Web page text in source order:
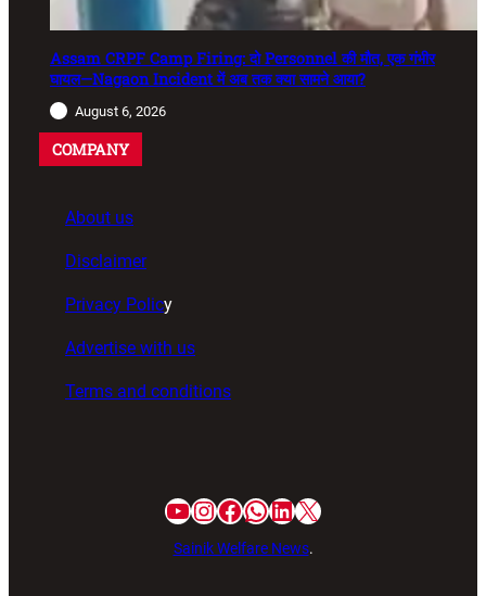
Assam CRPF Camp Firing: दो Personnel की मौत, एक गंभीर
घायल—Nagaon Incident में अब तक क्या सामने आया?
August 6, 2026
COMPANY
About us
Disclaimer
Privacy Policy
Advertise with us
Terms and conditions
Sainik Welfare News.